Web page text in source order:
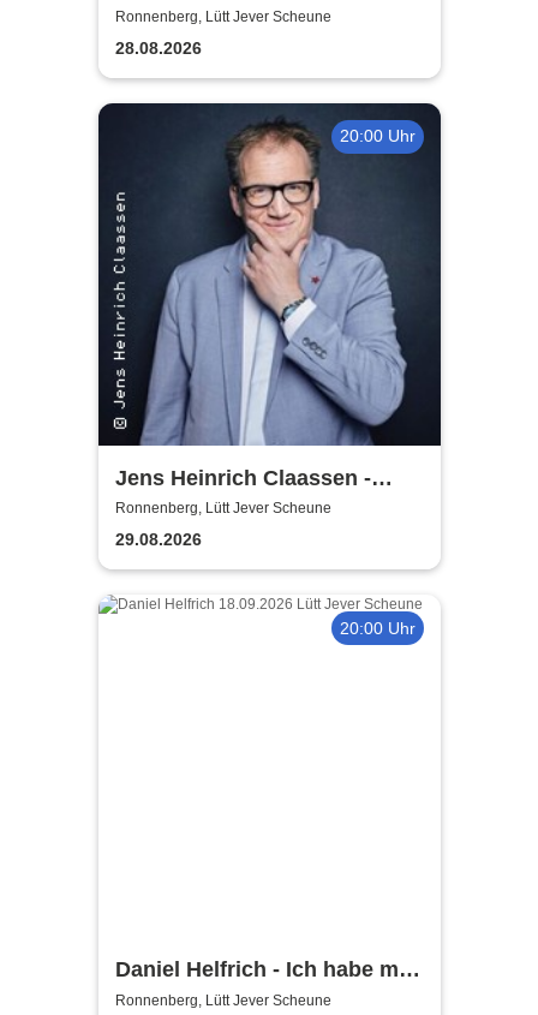
Beritsh
Ronnenberg, Lütt Jever Scheune
28.08.2026
20:00 Uhr
Jens Heinrich Claassen -
Keine Ursache
Ronnenberg, Lütt Jever Scheune
29.08.2026
20:00 Uhr
Daniel Helfrich - Ich habe mir
gerade noch gefehlt
Ronnenberg, Lütt Jever Scheune